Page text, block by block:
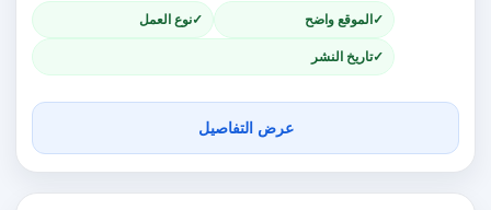
الموقع واضح نوع العمل
تاريخ النشر
عرض التفاصيل